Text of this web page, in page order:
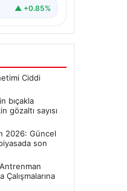
▲ +0.85%
Ciddi
bıçakla
gözaltı sayısı
2026: Güncel
son
Çalışmalarına